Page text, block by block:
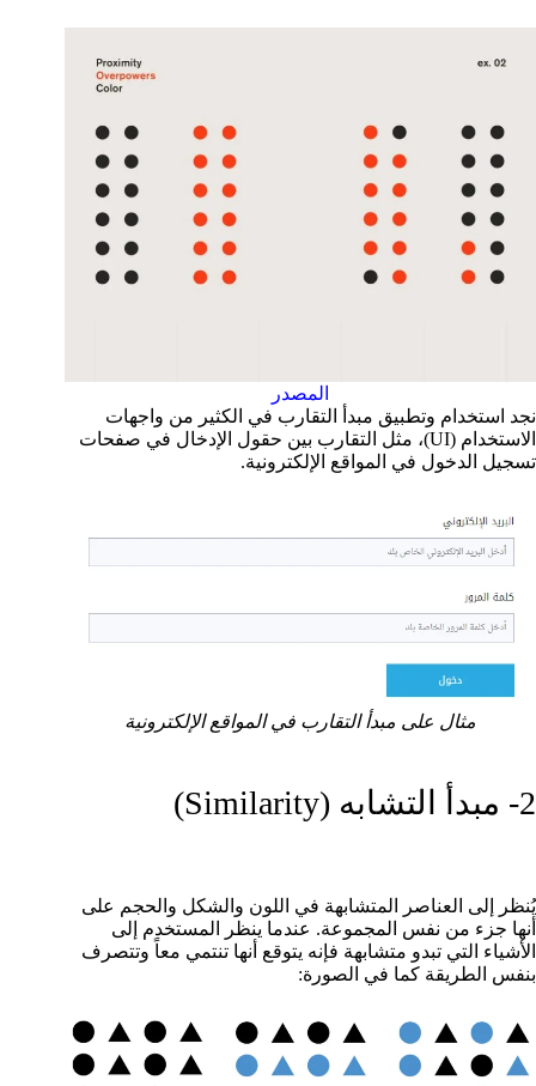
المصدر
نجد استخدام وتطبيق مبدأ التقارب في الكثير من واجهات
الاستخدام (UI)، مثل التقارب بين حقول الإدخال في صفحات
تسجيل الدخول في المواقع الإلكترونية.
مثال على مبدأ التقارب في المواقع الإلكترونية
2- مبدأ التشابه (Similarity)
يُنظر إلى العناصر المتشابهة في اللون والشكل والحجم على
أنها جزء من نفس المجموعة. عندما ينظر المستخدم إلى
الأشياء التي تبدو متشابهة فإنه يتوقع أنها تنتمي معاً وتتصرف
بنفس الطريقة كما في الصورة: